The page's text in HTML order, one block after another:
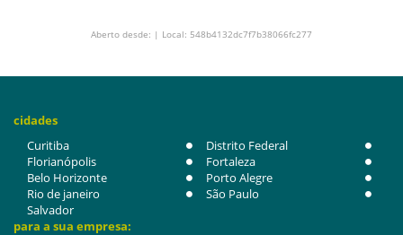
Aberto desde: | Local: 548b4132dc7f7b38066fc277
cidades
Curitiba
Distrito Federal
Florianópolis
Fortaleza
Belo Horizonte
Porto Alegre
Rio de janeiro
São Paulo
Salvador
para a sua empresa: